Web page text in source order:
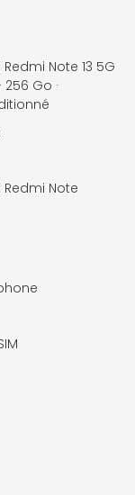
Note 13 5G
Go ·
Note